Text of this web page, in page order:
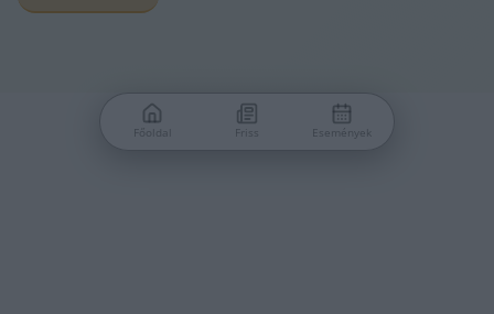
Főoldal Friss Események